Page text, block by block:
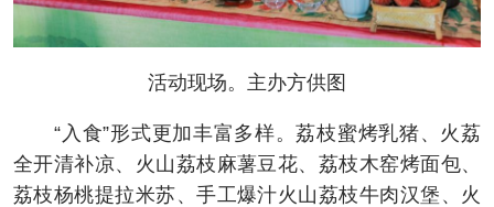
活动现场。主办方供图
“入食”形式更加丰富多样。荔枝蜜烤乳猪、火荔
全开清补凉、火山荔枝麻薯豆花、荔枝木窑烤面包、
荔枝杨桃提拉米苏、手工爆汁火山荔枝牛肉汉堡、火